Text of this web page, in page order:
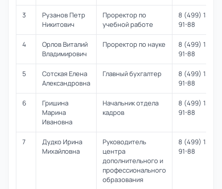
3
Рузанов Петр
Никитович
Проректор по
учебной работе
8 (499) 131-
91-88
4
Орлов Виталий
Владимирович
Проректор по науке
8 (499) 131-
91-88
5
Сотская Елена
Александровна
Главный бухгалтер
8 (499) 131-
91-88
6
Гришина
Марина
Ивановна
Начальник отдела
кадров
8 (499) 131-
91-88
7
Дудко Ирина
Михайловна
Руководитель
центра
дополнительного и
профессионального
образования
8 (499) 131-
91-88